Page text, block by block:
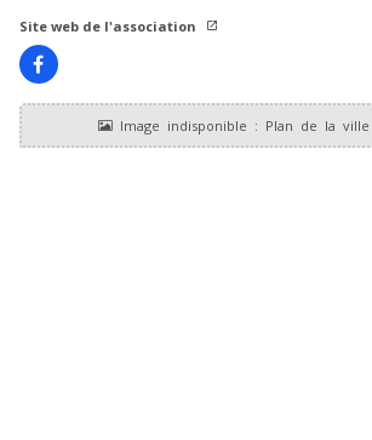
Site web de l'association